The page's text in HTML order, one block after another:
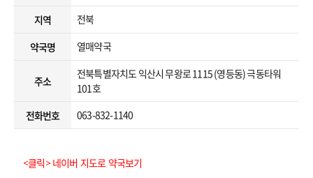
지역
전북
약국명
열매약국
주소
전북특별자치도 익산시 무왕로 1115 (영등동) 극동타워
101호
전화번호
063-832-1140
<클릭> 네이버 지도로 약국보기